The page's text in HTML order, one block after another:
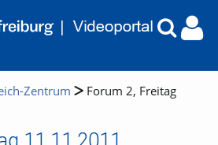
Zentrum
Forum 2, Freitag